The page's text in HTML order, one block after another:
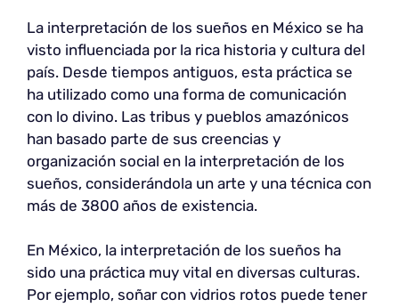
La interpretación de los sueños en México se ha
visto influenciada por la rica historia y cultura del
país. Desde tiempos antiguos, esta práctica se
ha utilizado como una forma de comunicación
con lo divino. Las tribus y pueblos amazónicos
han basado parte de sus creencias y
organización social en la interpretación de los
sueños, considerándola un arte y una técnica con
más de 3800 años de existencia.
En México, la interpretación de los sueños ha
sido una práctica muy vital en diversas culturas.
Por ejemplo, soñar con vidrios rotos puede tener